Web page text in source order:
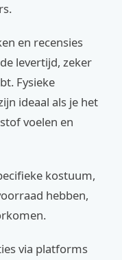
en recensies
levertijd, zeker
Fysieke
ideaal als je het
voelen en
kostuum,
hebben,
via platforms